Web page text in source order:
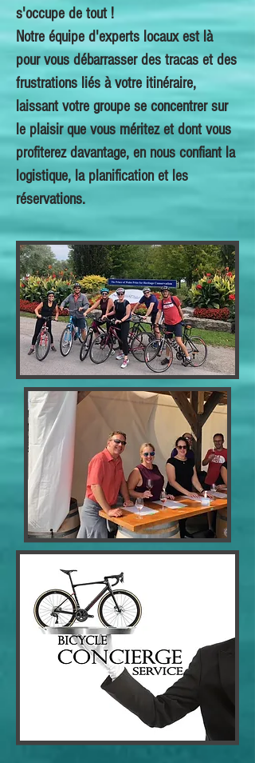
s'occupe de tout !
Notre équipe d'experts locaux est là
pour vous débarrasser des tracas et des
frustrations liés à votre itinéraire,
laissant votre groupe se concentrer sur
le plaisir que vous méritez et dont vous
profiterez davantage, en nous confiant la
logistique, la planification et les
réservations.